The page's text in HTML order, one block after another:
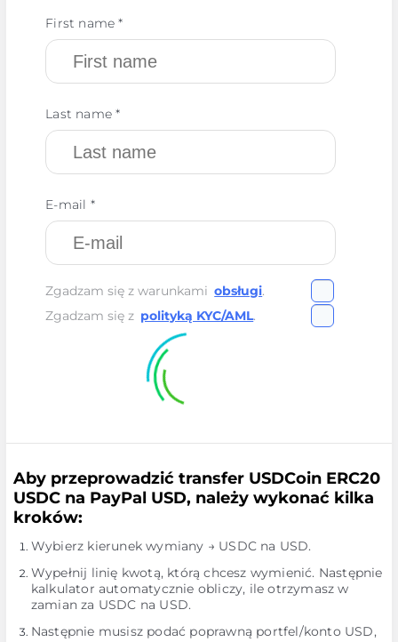
First name *
Last name *
E-mail *
Zgadzam się z warunkami obsługi.
Zgadzam się z polityką KYC/AML.
Aby przeprowadzić transfer USDCoin ERC20
USDC na PayPal USD, należy wykonać kilka
kroków:
Wybierz kierunek wymiany → USDC na USD.
Wypełnij linię kwotą, którą chcesz wymienić. Następnie
kalkulator automatycznie obliczy, ile otrzymasz w
zamian za USDC na USD.
Następnie musisz podać poprawną portfel/konto USD,